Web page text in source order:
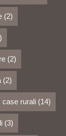
(2)
(2)
(2)
case rurali (14)
(3)